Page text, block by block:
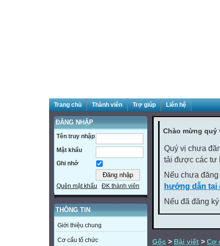
Trang chủ Thành viên Trợ giúp Liên hệ
ĐĂNG NHẬP
Tên truy nhập
Mật khẩu
Ghi nhớ
Quên mật khẩu ĐK thành viên
THÔNG TIN
Giới thiệu chung
Cơ cấu tổ chức
Chào mừng
Quý vị chưa
tải được các tư
Nếu chưa
hướng dẫn tại
Nếu đã đăng
Gốc > Bài viết > Cơ